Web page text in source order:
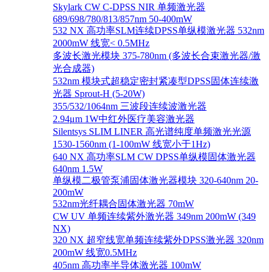
Skylark CW C-DPSS NIR 单频激光器
689/698/780/813/857nm 50-400mW
532 NX 高功率SLM连续DPSS单纵模激光器 532nm
2000mW 线宽< 0.5MHz
多波长激光模块 375-780nm (多波长合束激光器/激
光合成器)
532nm 模块式超稳定密封紧凑型DPSS固体连续激
光器 Sprout-H (5-20W)
355/532/1064nm 三波段连续波激光器
2.94μm 1W中红外医疗美容激光器
Silentsys SLIM LINER 高光谱纯度单频激光光源
1530-1560nm (1-100mW 线宽小于1Hz)
640 NX 高功率SLM CW DPSS单纵模固体激光器
640nm 1.5W
单纵模二极管泵浦固体激光器模块 320-640nm 20-
200mW
532nm光纤耦合固体激光器 70mW
CW UV 单频连续紫外激光器 349nm 200mW (349
NX)
320 NX 超窄线宽单频连续紫外DPSS激光器 320nm
200mW 线宽0.5MHz
405nm 高功率半导体激光器 100mW